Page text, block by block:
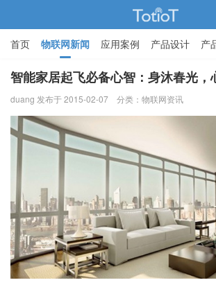
物联网的那些事 -
首页 物联网新闻 应用案例 产品设计 产
智能家居
智能家居起飞必备心智：身沐春光，
duang 发布于 2015-02-07 分类： 物联网资讯